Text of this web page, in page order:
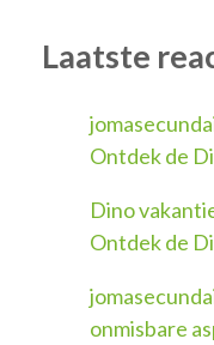
Laatste
Ontdek de
Dino
Ontdek de
onmisbare